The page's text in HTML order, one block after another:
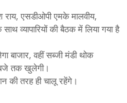
राय, एसडीओपी एमके मालवीय,
व्यापारियों की बैठक में लिया गया है
वहीं सब्जी मंडी थोक
बजे तक खुलेगी।
की तरह ही चालू रहेंगे।